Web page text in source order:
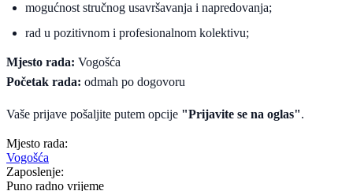
mogućnost stručnog usavršavanja i napredovanja;
rad u pozitivnom i profesionalnom kolektivu;
Mjesto rada: Vogošća
Početak rada: odmah po dogovoru
Vaše prijave pošaljite putem opcije "Prijavite se na oglas".
Mjesto rada:
Vogošća
Zaposlenje:
Puno radno vrijeme